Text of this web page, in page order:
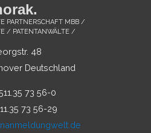
PARTNERSCHAFT MBB /
/ PATENTANWÄLTE /
48
Deutschland
73 56-0
73 56-29